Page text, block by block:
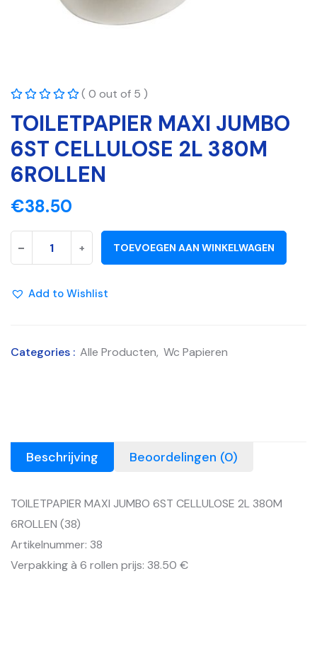
( 0 out of 5 )
TOILETPAPIER MAXI JUMBO
6ST CELLULOSE 2L 380M
6ROLLEN
€38.50
- + TOEVOEGEN AAN WINKELWAGEN
Add to Wishlist
Categories : Alle Producten, Wc Papieren
Beschrijving Beoordelingen (0)
TOILETPAPIER MAXI JUMBO 6ST CELLULOSE 2L 380M
6ROLLEN (38)
Artikelnummer: 38
Verpakking à 6 rollen prijs: 38.50 €